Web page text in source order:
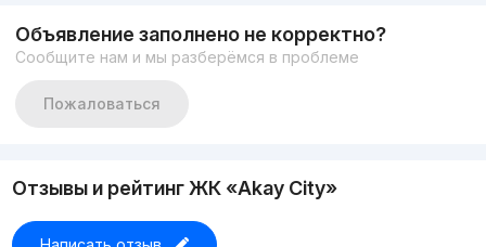
Объявление заполнено не корректно?
Сообщите нам и мы разберёмся в проблеме
Пожаловаться
Отзывы и рейтинг ЖК «Akay City»